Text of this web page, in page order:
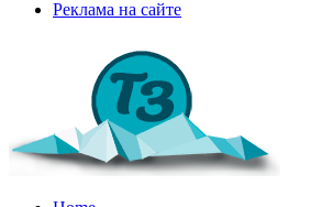
Реклама на сайте